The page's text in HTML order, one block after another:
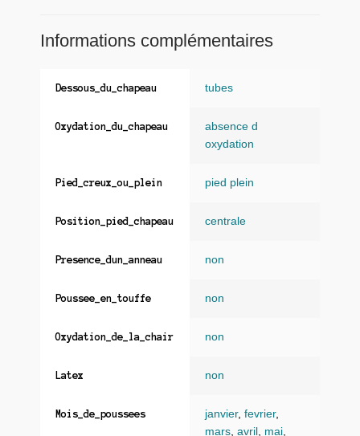
Informations complémentaires
Dessous_du_chapeau tubes
Oxydation_du_chapeau
absence d
oxydation
Pied_creux_ou_plein pied plein
Position_pied_chapeau centrale
Presence_dun_anneau non
Poussee_en_touffe non
Oxydation_de_la_chair non
Latex non
Mois_de_poussees janvier, fevrier,
mars, avril , mai,